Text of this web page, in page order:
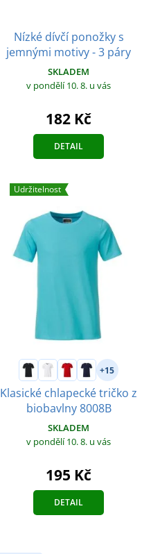
Nízké dívčí ponožky s
jemnými motivy - 3 páry
SKLADEM
v pondělí 10. 8. u vás
182 Kč
DETAIL
Udržitelnost
+15
Klasické chlapecké tričko z
biobavlny 8008B
SKLADEM
v pondělí 10. 8. u vás
195 Kč
DETAIL